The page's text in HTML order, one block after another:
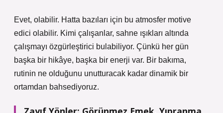
Evet, olabilir. Hatta bazıları için bu atmosfer motive
edici olabilir. Kimi çalışanlar, sahne ışıkları altında
çalışmayı özgürleştirici bulabiliyor. Çünkü her gün
başka bir hikâye, başka bir enerji var. Bir bakıma,
rutinin ne olduğunu unutturacak kadar dinamik bir
ortamdan bahsediyoruz.